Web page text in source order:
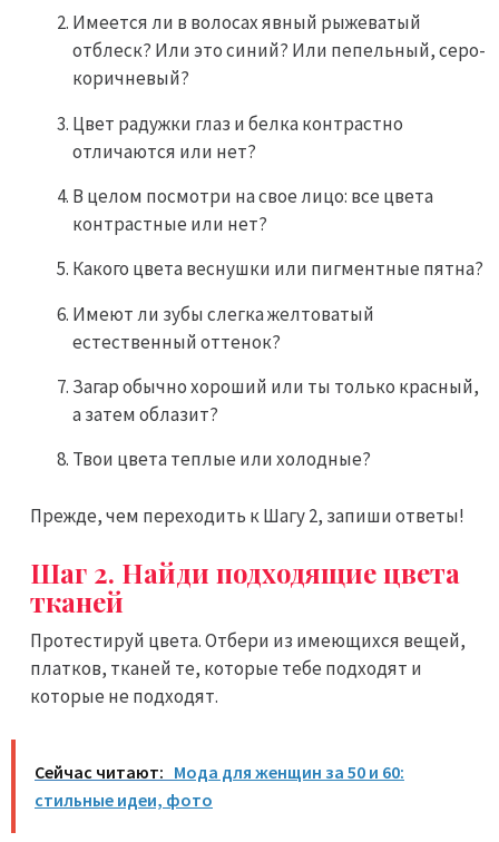
Имеется ли в волосах явный рыжеватый
отблеск? Или это синий? Или пепельный, серо-
коричневый?
Цвет радужки глаз и белка контрастно
отличаются или нет?
В целом посмотри на свое лицо: все цвета
контрастные или нет?
Какого цвета веснушки или пигментные пятна?
Имеют ли зубы слегка желтоватый
естественный оттенок?
Загар обычно хороший или ты только красный,
а затем облазит?
Твои цвета теплые или холодные?
Прежде, чем переходить к Шагу 2, запиши ответы!
Шаг 2. Найди подходящие цвета
тканей
Протестируй цвета. Отбери из имеющихся вещей,
платков, тканей те, которые тебе подходят и
которые не подходят.
Сейчас читают: Мода для женщин за 50 и 60:
стильные идеи, фото